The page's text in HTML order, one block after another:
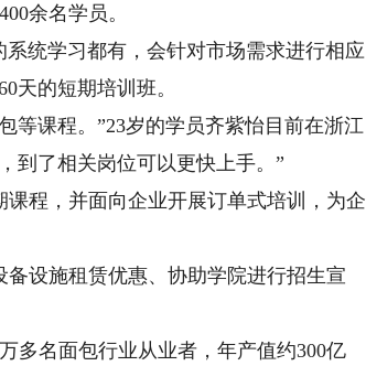
余名学员。
统学习都有，会针对市场需求进行相应
天的短期培训班。
课程。”23岁的学员齐紫怡目前在浙江
到了相关岗位可以更快上手。”
程，并面向企业开展订单式培训，为企
设施租赁优惠、协助学院进行招生宣
名面包行业从业者，年产值约300亿